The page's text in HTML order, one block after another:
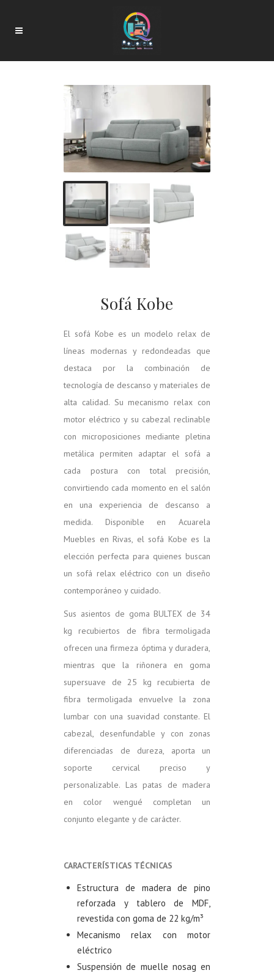
Sofá Kobe
El sofá Kobe es un modelo relax de
líneas modernas y redondeadas que
destaca por la combinación de
tecnología de descanso y materiales de
alta calidad. Su mecanismo relax con
motor eléctrico y su cabezal reclinable
con microposiciones mediante pletina
metálica permiten adaptar el sofá a
cada postura con total precisión,
convirtiendo cada momento en el salón
en una experiencia de descanso a
medida. Disponible en Acuarela
Muebles en Rivas, el sofá Kobe es la
elección perfecta para quienes buscan
un sofá relax eléctrico con un diseño
contemporáneo y cuidado.
Sus asientos de goma BULTEX de 34
kg recubiertos de fibra termoligada
ofrecen una firmeza óptima y duradera,
mientras que la riñonera en goma
supersuave de 25 kg recubierta de
fibra termoligada envuelve la zona
lumbar con una suavidad constante. El
cabezal, desenfundable y con zonas
diferenciadas de dureza, aporta un
soporte cervical preciso y
personalizable. Las patas de madera
en color wengué completan un
conjunto elegante y de carácter.
CARACTERÍSTICAS TÉCNICAS
Estructura de madera de pino
reforzada y tablero de MDF,
revestida con goma de 22 kg/m³
Mecanismo relax con motor
eléctrico
Suspensión de muelle nosag en